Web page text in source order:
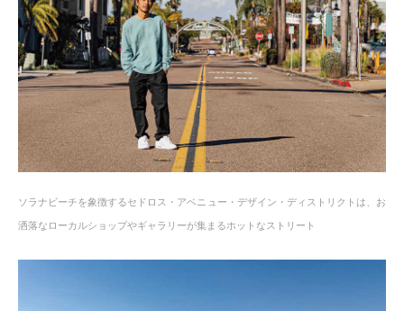
ソラナビーチを象徴するセドロス・アベニュー・デザイン・ディストリクトは、お
洒落なローカルショップやギャラリーが集まるホットなストリート